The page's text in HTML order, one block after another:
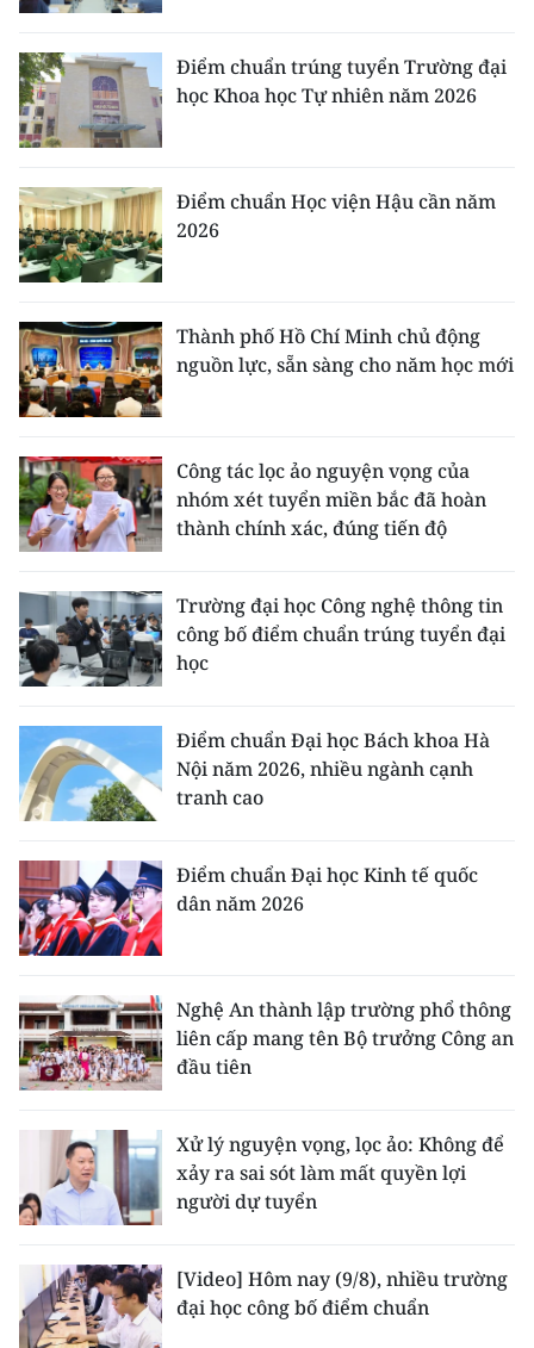
Điểm chuẩn trúng tuyển Trường đại
học Khoa học Tự nhiên năm 2026
Điểm chuẩn Học viện Hậu cần năm
2026
Thành phố Hồ Chí Minh chủ động
nguồn lực, sẵn sàng cho năm học mới
Công tác lọc ảo nguyện vọng của
nhóm xét tuyển miền bắc đã hoàn
thành chính xác, đúng tiến độ
Trường đại học Công nghệ thông tin
công bố điểm chuẩn trúng tuyển đại
học
Điểm chuẩn Đại học Bách khoa Hà
Nội năm 2026, nhiều ngành cạnh
tranh cao
Điểm chuẩn Đại học Kinh tế quốc
dân năm 2026
Nghệ An thành lập trường phổ thông
liên cấp mang tên Bộ trưởng Công an
đầu tiên
Xử lý nguyện vọng, lọc ảo: Không để
xảy ra sai sót làm mất quyền lợi
người dự tuyển
[Video] Hôm nay (9/8), nhiều trường
đại học công bố điểm chuẩn